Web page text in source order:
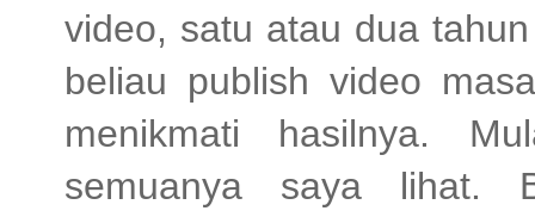
video, satu atau dua
beliau publish video
menikmati hasilnya.
semuanya saya lihat.